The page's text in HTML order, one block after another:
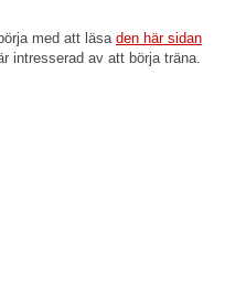
med att läsa den här sidan
intresserad av att börja träna.